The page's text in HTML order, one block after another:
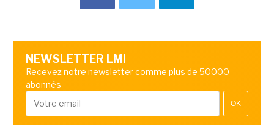
NEWSLETTER LMI
Recevez notre newsletter comme plus de 50000
abonnés
OK